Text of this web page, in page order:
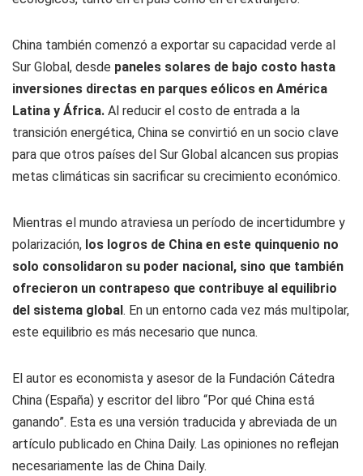
China también comenzó a exportar su capacidad verde al
Sur Global, desde paneles solares de bajo costo hasta
inversiones directas en parques eólicos en América
Latina y África. Al reducir el costo de entrada a la
transición energética, China se convirtió en un socio clave
para que otros países del Sur Global alcancen sus propias
metas climáticas sin sacrificar su crecimiento económico.
Mientras el mundo atraviesa un período de incertidumbre y
polarización, los logros de China en este quinquenio no
solo consolidaron su poder nacional, sino que también
ofrecieron un contrapeso que contribuye al equilibrio
del sistema global. En un entorno cada vez más multipolar,
este equilibrio es más necesario que nunca.
El autor es economista y asesor de la Fundación Cátedra
China (España) y escritor del libro “Por qué China está
ganando”. Esta es una versión traducida y abreviada de un
artículo publicado en China Daily. Las opiniones no reflejan
necesariamente las de China Daily.